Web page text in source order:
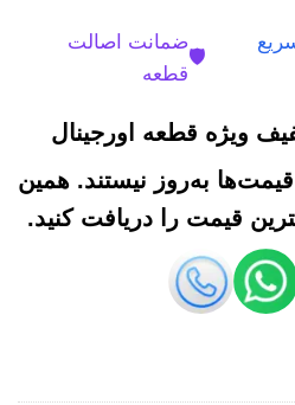
🛡️
ضمانت اصالت
قطعه
ویژه قطعه اورجینال
قیمت‌ها به‌روز نیستند. همین
قیمت را دریافت کنید.